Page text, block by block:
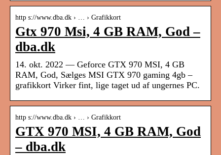
http s://www.dba.dk › … › Grafikkort
Gtx 970 Msi, 4 GB RAM, God –
dba.dk
14. okt. 2022 — Geforce GTX 970 MSI, 4 GB
RAM, God, Sælges MSI GTX 970 gaming 4gb –
grafikkort Virker fint, lige taget ud af ungernes PC.
http s://www.dba.dk › … › Grafikkort
GTX 970 MSI, 4 GB RAM, God
– dba.dk